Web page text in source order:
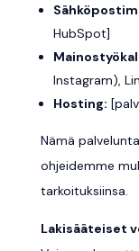
HubSpot]
Instagram),
Hosting:
Nämä
ohjeidemme
tarkoituksiinsa.
Lakisääteiset